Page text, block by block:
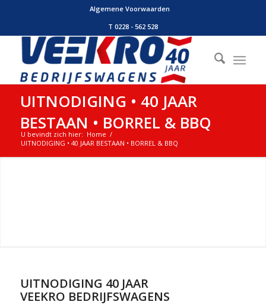
Algemene Voorwaarden
T 0228 - 562 528
UITNODIGING • 40 JAAR
BESTAAN • BORREL & BBQ
U bevindt zich hier: Home /
UITNODIGING • 40 JAAR BESTAAN • BORREL & BBQ
UITNODIGING 40 JAAR
VEEKRO BEDRIJFSWAGENS